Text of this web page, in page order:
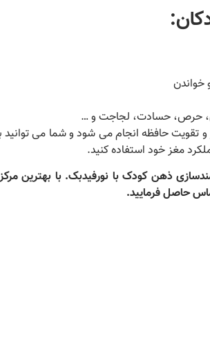
:
خواندن
حرص، حسادت، لجاجت و …
حافظه انجام می شود و شما می توانید
مغز خود استفاده کنید.
ذهن کودک با نورفیدبک.با بهترین
حاصل فرمایید.